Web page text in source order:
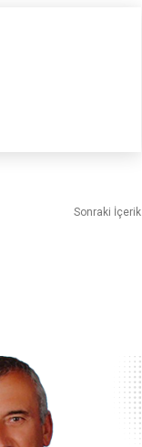
Sonraki İçerik